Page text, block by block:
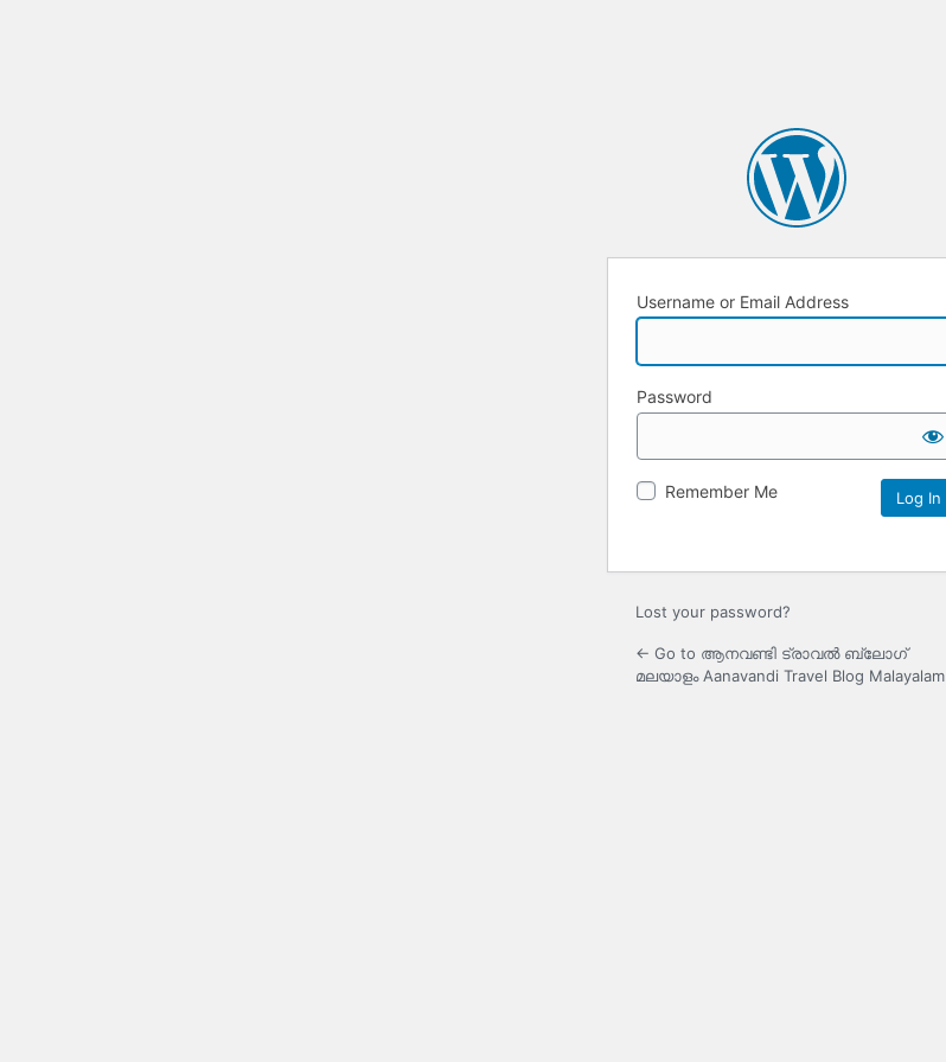
Username or Email Address
Password
Remember Me
Lost your password?
← Go to ആനവണ്ടി ട്രാവൽ ബ്ലോഗ്
മലയാളം Aanavandi Travel Blog Malayalam